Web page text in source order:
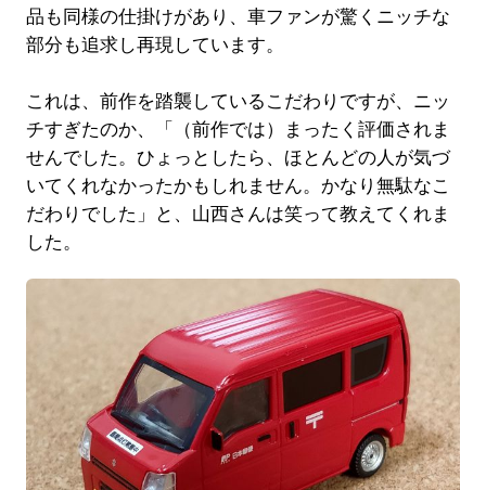
品も同様の仕掛けがあり、車ファンが驚くニッチな
部分も追求し再現しています。
これは、前作を踏襲しているこだわりですが、ニッ
チすぎたのか、「（前作では）まったく評価されま
せんでした。ひょっとしたら、ほとんどの人が気づ
いてくれなかったかもしれません。かなり無駄なこ
だわりでした」と、山西さんは笑って教えてくれま
した。